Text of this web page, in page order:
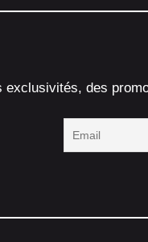
exclusivités, des